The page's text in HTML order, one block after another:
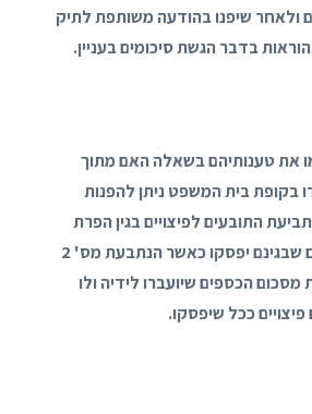
ולאחר שיפנו בהודעה משותפת לתיק
בדבר הגשת סיכומים בעניין.
את טענותיהם בשאלה האם מתוך
בקופת בית המשפט ניתן להפנות
התובעים לפיצויים בגין הפרת
ההסכם, את הפיצויים שבגינם יפסקו כאשר הנתבעת מס' 2
מסכום הכספים שיועברו לידיה ולו
ככל שיפסקו.